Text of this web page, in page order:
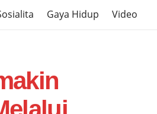
Gaya Hidup Video